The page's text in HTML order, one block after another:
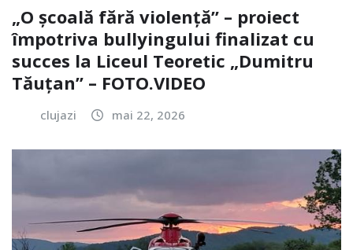
„O școală fără violență” – proiect
împotriva bullyingului finalizat cu
succes la Liceul Teoretic „Dumitru
Tăuțan” – FOTO.VIDEO
clujazi mai 22, 2026